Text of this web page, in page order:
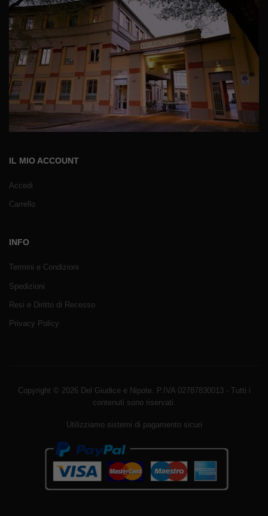
IL MIO ACCOUNT
Accedi
Carrello
INFO
Termini e Condizioni
Spedizioni
Resi e Diritto di Recesso
Privacy Policy
Copyright © 2026 Del Giudice e Nipote. P.IVA 02787830013 - Tutti i
contenuti sono riservati.
Utilizziamo sistemi di pagamento sicuri